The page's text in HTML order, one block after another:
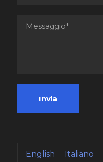
English Italiano